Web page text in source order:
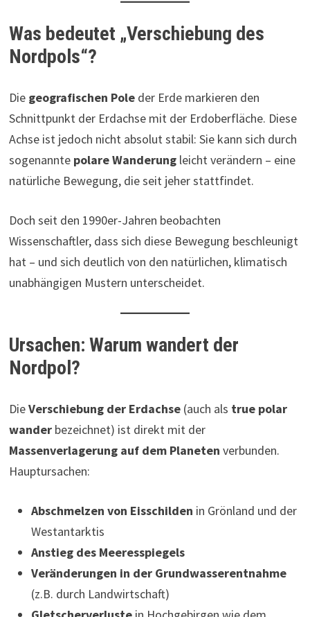
Was bedeutet „Verschiebung des
Nordpols“?
Die geografischen Pole der Erde markieren den
Schnittpunkt der Erdachse mit der Erdoberfläche. Diese
Achse ist jedoch nicht absolut stabil: Sie kann sich durch
sogenannte polare Wanderung leicht verändern – eine
natürliche Bewegung, die seit jeher stattfindet.
Doch seit den 1990er-Jahren beobachten
Wissenschaftler, dass sich diese Bewegung beschleunigt
hat – und sich deutlich von den natürlichen, klimatisch
unabhängigen Mustern unterscheidet.
Ursachen: Warum wandert der
Nordpol?
DieVerschiebung der Erdachse (auch als true polar
wander bezeichnet) ist direkt mit der
Massenverlagerung auf dem Planeten verbunden.
Hauptursachen:
Abschmelzen von Eisschilden in Grönland und der
Westantarktis
Anstieg des Meeresspiegels
Veränderungen in der Grundwasserentnahme
(z.B. durch Landwirtschaft)